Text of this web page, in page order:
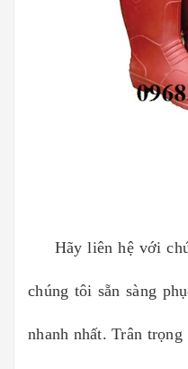
Hãy liên hệ với
chúng tôi sẵn sàng
nhanh nhất. Trân